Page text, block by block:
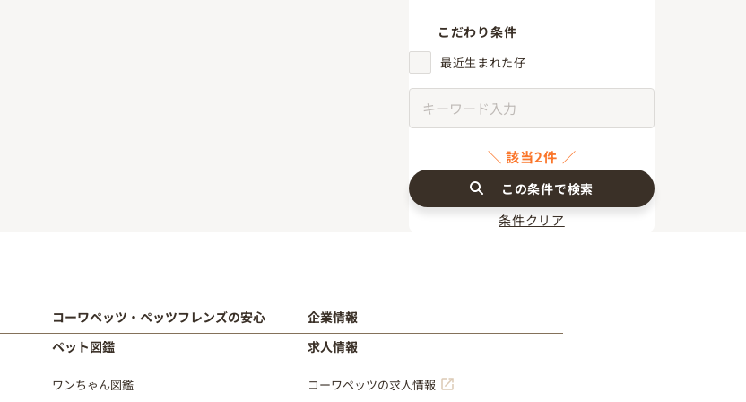
こだわり条件
最近生まれた仔
該当2件
この条件で検索
条件クリア
コーワペッツ・ペッツフレンズの安心
ペット図鑑
ワンちゃん図鑑
企業情報
求人情報
コーワペッツの求人情報